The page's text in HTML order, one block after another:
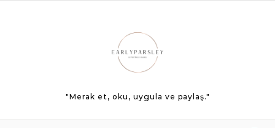
"Merak et, oku, uygula ve paylaş."